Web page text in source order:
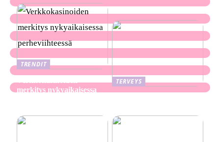
TRENDIT
merkitys nykyaikaisessa
TERVEYS